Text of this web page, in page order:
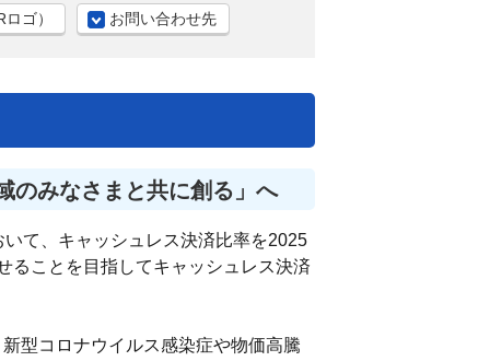
ゴ） お問い合わせ先
のみなさまと共に創る」へ
て、キャッシュレス決済比率を2025
ることを目指してキャッシュレス決済
型コロナウイルス感染症や物価高騰